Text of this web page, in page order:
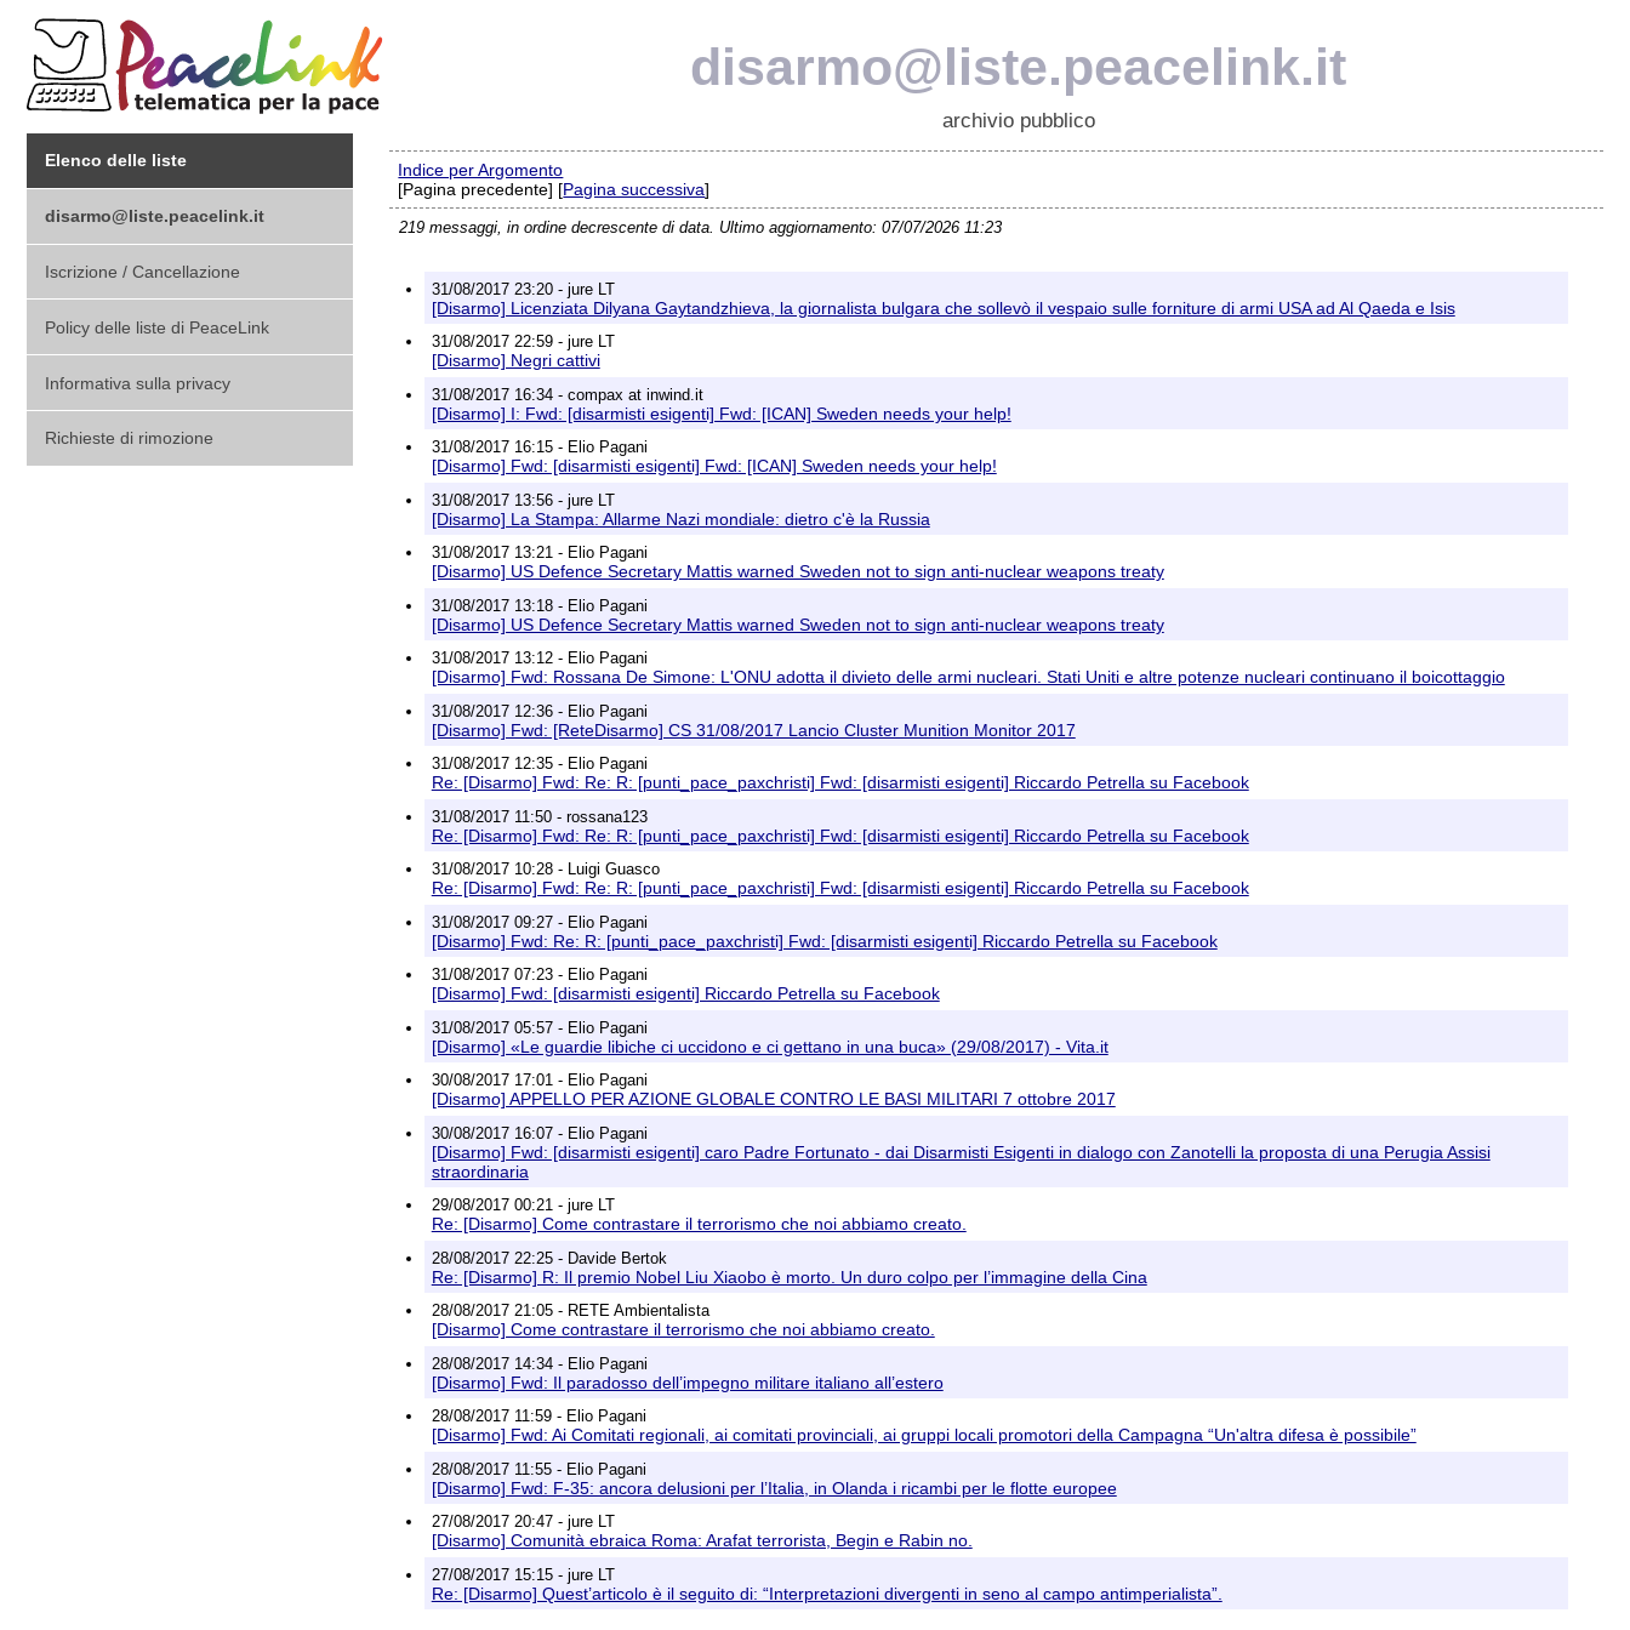
disarmo@liste.peacelink.it
archivio pubblico
Elenco delle liste
disarmo@liste.peacelink.it
Iscrizione / Cancellazione
Policy delle liste di PeaceLink
Informativa sulla privacy
Richieste di rimozione
Indice per Argomento
[Pagina precedente] [Pagina successiva]
219 messaggi, in ordine decrescente di data. Ultimo aggiornamento: 07/07/2026 11:23
31/08/2017 23:20 - jure LT
[Disarmo] Licenziata Dilyana Gaytandzhieva, la giornalista bulgara che sollevò il vespaio sulle forniture di armi USA ad Al Qaeda e Isis
31/08/2017 22:59 - jure LT
[Disarmo] Negri cattivi
31/08/2017 16:34 - compax at inwind.it
[Disarmo] I: Fwd: [disarmisti esigenti] Fwd: [ICAN] Sweden needs your help!
31/08/2017 16:15 - Elio Pagani
[Disarmo] Fwd: [disarmisti esigenti] Fwd: [ICAN] Sweden needs your help!
31/08/2017 13:56 - jure LT
[Disarmo] La Stampa: Allarme Nazi mondiale: dietro c'è la Russia
31/08/2017 13:21 - Elio Pagani
[Disarmo] US Defence Secretary Mattis warned Sweden not to sign anti-nuclear weapons treaty
31/08/2017 13:18 - Elio Pagani
[Disarmo] US Defence Secretary Mattis warned Sweden not to sign anti-nuclear weapons treaty
31/08/2017 13:12 - Elio Pagani
[Disarmo] Fwd: Rossana De Simone: L'ONU adotta il divieto delle armi nucleari. Stati Uniti e altre potenze nucleari continuano il boicottaggio
31/08/2017 12:36 - Elio Pagani
[Disarmo] Fwd: [ReteDisarmo] CS 31/08/2017 Lancio Cluster Munition Monitor 2017
31/08/2017 12:35 - Elio Pagani
Re: [Disarmo] Fwd: Re: R: [punti_pace_paxchristi] Fwd: [disarmisti esigenti] Riccardo Petrella su Facebook
31/08/2017 11:50 - rossana123
Re: [Disarmo] Fwd: Re: R: [punti_pace_paxchristi] Fwd: [disarmisti esigenti] Riccardo Petrella su Facebook
31/08/2017 10:28 - Luigi Guasco
Re: [Disarmo] Fwd: Re: R: [punti_pace_paxchristi] Fwd: [disarmisti esigenti] Riccardo Petrella su Facebook
31/08/2017 09:27 - Elio Pagani
[Disarmo] Fwd: Re: R: [punti_pace_paxchristi] Fwd: [disarmisti esigenti] Riccardo Petrella su Facebook
31/08/2017 07:23 - Elio Pagani
[Disarmo] Fwd: [disarmisti esigenti] Riccardo Petrella su Facebook
31/08/2017 05:57 - Elio Pagani
[Disarmo] «Le guardie libiche ci uccidono e ci gettano in una buca» (29/08/2017) - Vita.it
30/08/2017 17:01 - Elio Pagani
[Disarmo] APPELLO PER AZIONE GLOBALE CONTRO LE BASI MILITARI 7 ottobre 2017
30/08/2017 16:07 - Elio Pagani
[Disarmo] Fwd: [disarmisti esigenti] caro Padre Fortunato - dai Disarmisti Esigenti in dialogo con Zanotelli la proposta di una Perugia Assisi
straordinaria
29/08/2017 00:21 - jure LT
Re: [Disarmo] Come contrastare il terrorismo che noi abbiamo creato.
28/08/2017 22:25 - Davide Bertok
Re: [Disarmo] R: Il premio Nobel Liu Xiaobo è morto. Un duro colpo per l’immagine della Cina
28/08/2017 21:05 - RETE Ambientalista
[Disarmo] Come contrastare il terrorismo che noi abbiamo creato.
28/08/2017 14:34 - Elio Pagani
[Disarmo] Fwd: Il paradosso dell’impegno militare italiano all’estero
28/08/2017 11:59 - Elio Pagani
[Disarmo] Fwd: Ai Comitati regionali, ai comitati provinciali, ai gruppi locali promotori della Campagna “Un'altra difesa è possibile”
28/08/2017 11:55 - Elio Pagani
[Disarmo] Fwd: F-35: ancora delusioni per l’Italia, in Olanda i ricambi per le flotte europee
27/08/2017 20:47 - jure LT
[Disarmo] Comunità ebraica Roma: Arafat terrorista, Begin e Rabin no.
27/08/2017 15:15 - jure LT
Re: [Disarmo] Quest’articolo è il seguito di: “Interpretazioni divergenti in seno al campo antimperialista”.